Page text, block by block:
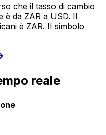
che il tasso di cambio
è da ZAR a USD. Il
è ZAR. Il simbolo
reale